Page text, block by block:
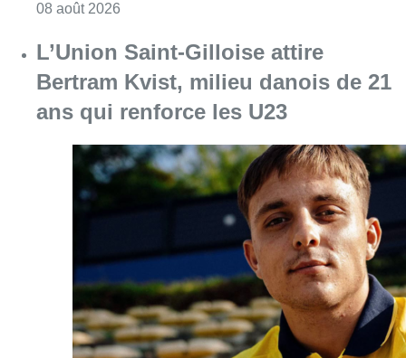
08 août 2026
L’Union Saint-Gilloise attire
Bertram Kvist, milieu danois de 21
ans qui renforce les U23